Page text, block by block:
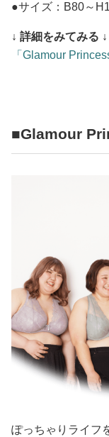
●サイズ：B80～
↓ 詳細をみてみる ↓
「Glamour
■Glamour
ぽっちゃりライフ